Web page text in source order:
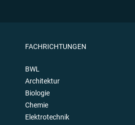
FACHRICHTUNGEN
BWL
Architektur
Biologie
Chemie
Elektrotechnik